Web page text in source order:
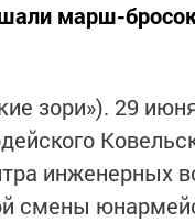
марш-
зори»). 29
инженерных
смены